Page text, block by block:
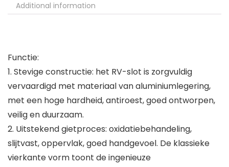
Additional information
Functie:
1. Stevige constructie: het RV-slot is zorgvuldig
vervaardigd met materiaal van aluminiumlegering,
met een hoge hardheid, antiroest, goed ontworpen,
veilig en duurzaam.
2. Uitstekend gietproces: oxidatiebehandeling,
slijtvast, oppervlak, goed handgevoel. De klassieke
vierkante vorm toont de ingenieuze